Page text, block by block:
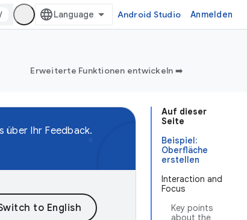
/ Android Studio Anmelden
Erweiterte Funktionen entwickeln ➡️
Auf dieser
Seite
Beispiel:
Oberfläche
erstellen
Interaction and
Focus
Key points
about the
über Ihr Feedback.